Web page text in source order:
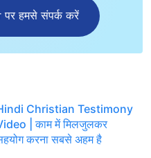
हमसे संपर्क करें
Christian Testimony
| काम में मिलजुलकर
करना सबसे अहम है